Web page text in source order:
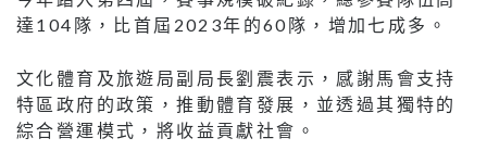
達104隊，比首屆2023年的60隊，增加七成多。
文化體育及旅遊局副局長劉震表示，感謝馬會支持
特區政府的政策，推動體育發展，並透過其獨特的
綜合營運模式，將收益貢獻社會。